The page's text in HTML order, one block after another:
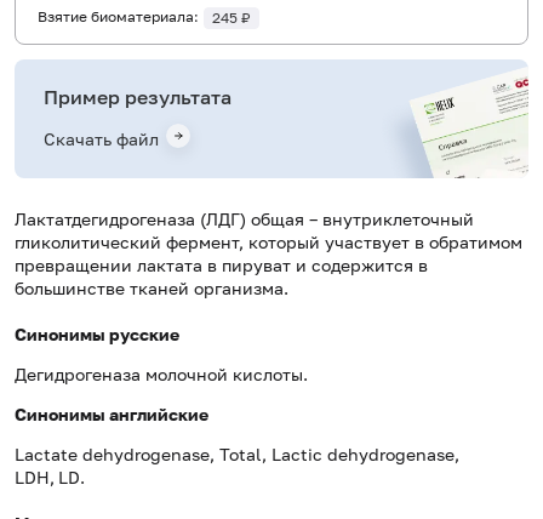
Лактатдегидрогеназа (ЛДГ) общая – внутриклеточный
гликолитический фермент, который участвует в обратимом
превращении лактата в пируват и содержится в
большинстве тканей организма.
Синонимы русские
Дегидрогеназа молочной кислоты.
Синонимы английские
Lactate dehydrogenase, Total, Lactic dehydrogenase,
LDH, LD.
Взятие биоматериала: 245 ₽
Пример результата
Скачать файл